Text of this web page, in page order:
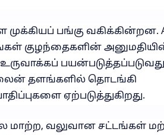
பங்கு வகிக்கின்றன.
குழந்தைகளின்
பயன்படுத்தப்படுவது
தளங்களில் தொடங்கி
ஏற்படுத்துகிறது.
மாற்ற, வலுவான சட்டங்கள்